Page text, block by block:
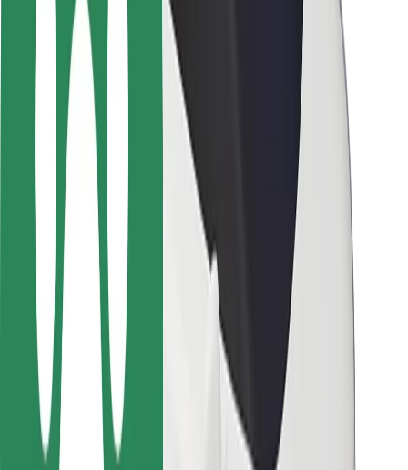
Sécurité des passagers
Sécurité des chauffeurs
Sécurité à trottinette
Safety Lab
Villes
Emplacements
Solutions pour les villes
Aéroports
Stations de charge Bolt
Pour les passagers
Pour les chauffeurs
Pour les livreurs
Bolt Food